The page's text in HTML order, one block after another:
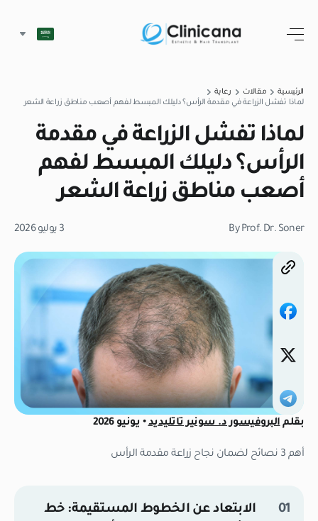
الرئيسية مقالات
رعاية
لماذا تفشل الزراعة في مقدمة الرأس؟ دليلك المبسط لفهم أصعب مناطق زراعة الشعر
لماذا تفشل الزراعة في مقدمة
الرأس؟ دليلك المبسط لفهم
أصعب مناطق زراعة الشعر
By Prof. Dr. Soner 3 يوليو 2026
بقلمالبروفيسور د. سونير تاتليديد• يونيو 2026
أهم 3 نصائح لضمان نجاح زراعة مقدمة الرأس
الابتعاد عن الخطوط المستقيمة: خط